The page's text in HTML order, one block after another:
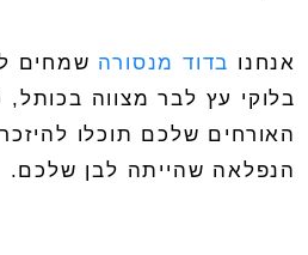
אנחנו בדוד מנסורה שמחים
בלוקי עץ לבר מצווה בכותל,
האורחים שלכם תוכלו
הנפלאה שהייתה לבן שלכם.